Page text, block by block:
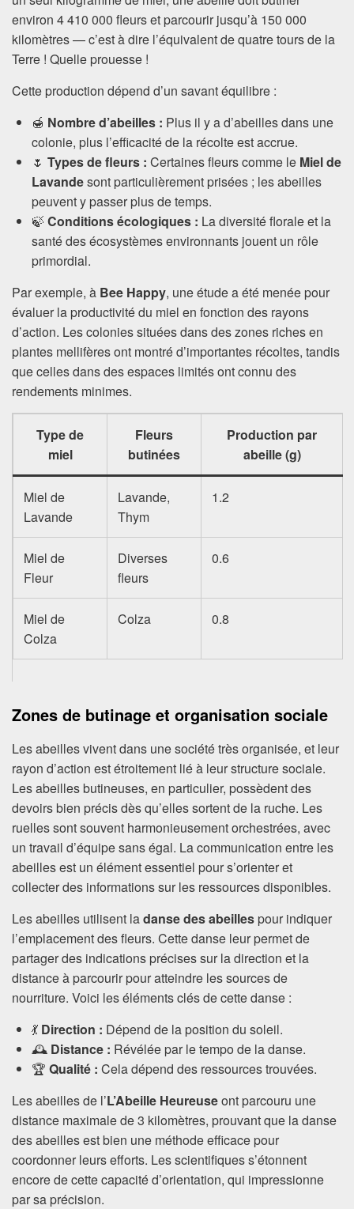
environ 4 410 000 fleurs et parcourir jusqu’à 150 000
kilomètres — c’est à dire l’équivalent de quatre tours de la
Terre ! Quelle prouesse !
Cette production dépend d’un savant équilibre :
🍯 Nombre d’abeilles : Plus il y a d’abeilles dans une
colonie, plus l’efficacité de la récolte est accrue.
🌷 Types de fleurs : Certaines fleurs comme le Miel de
Lavandesont particulièrement prisées ; les abeilles
peuvent y passer plus de temps.
🍃 Conditions écologiques : La diversité florale et la
santé des écosystèmes environnants jouent un rôle
primordial.
Par exemple, à Bee Happy, une étude a été menée pour
évaluer la productivité du miel en fonction des rayons
d’action. Les colonies situées dans des zones riches en
plantes mellifères ont montré d’importantes récoltes, tandis
que celles dans des espaces limités ont connu des
rendements minimes.
Type de
miel
Fleurs
butinées
Production par
abeille (g)
Miel de
Lavande
Lavande,
Thym
1.2
Miel de
Fleur
Diverses
fleurs
0.6
Miel de
Colza
Colza 0.8
Zones de butinage et organisation sociale
Les abeilles vivent dans une société très organisée, et leur
rayon d’action est étroitement lié à leur structure sociale.
Les abeilles butineuses, en particulier, possèdent des
devoirs bien précis dès qu’elles sortent de la ruche. Les
ruelles sont souvent harmonieusement orchestrées, avec
un travail d’équipe sans égal. La communication entre les
abeilles est un élément essentiel pour s’orienter et
collecter des informations sur les ressources disponibles.
Les abeilles utilisent ladanse des abeilles pour indiquer
l’emplacement des fleurs. Cette danse leur permet de
partager des indications précises sur la direction et la
distance à parcourir pour atteindre les sources de
nourriture. Voici les éléments clés de cette danse :
💃 Direction : Dépend de la position du soleil.
🕰️ Distance : Révélée par le tempo de la danse.
🏆 Qualité : Cela dépend des ressources trouvées.
Les abeilles de l’L’Abeille Heureuseont parcouru une
distance maximale de 3 kilomètres, prouvant que la danse
des abeilles est bien une méthode efficace pour
coordonner leurs efforts. Les scientifiques s’étonnent
encore de cette capacité d’orientation, qui impressionne
par sa précision.